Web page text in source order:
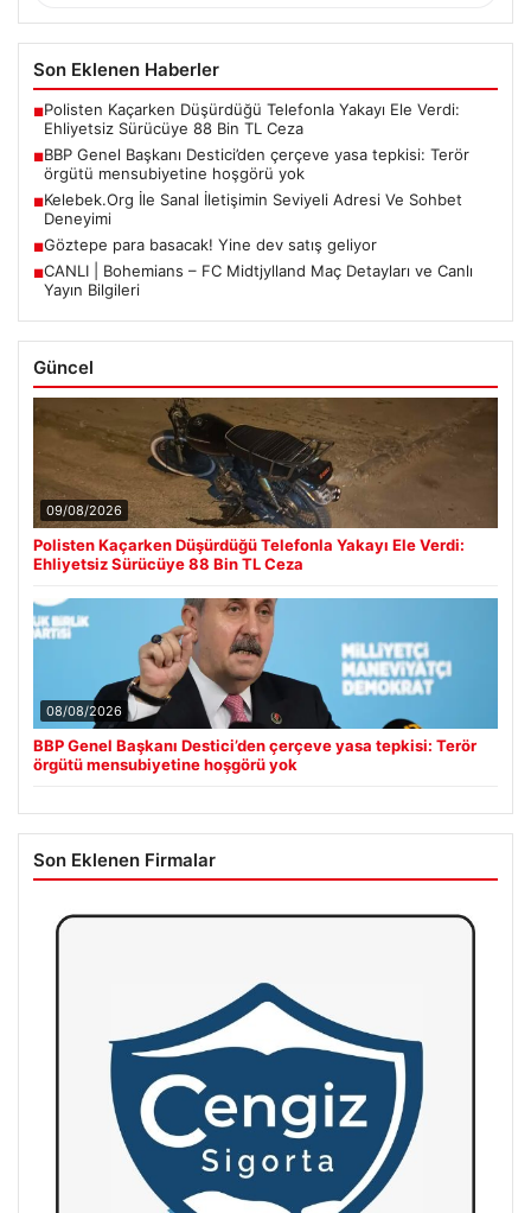
Son Eklenen Haberler
■Polisten Kaçarken Düşürdüğü Telefonla Yakayı Ele Verdi:
Ehliyetsiz Sürücüye 88 Bin TL Ceza
■BBP Genel Başkanı Destici’den çerçeve yasa tepkisi: Terör
örgütü mensubiyetine hoşgörü yok
■Kelebek.Org İle Sanal İletişimin Seviyeli Adresi Ve Sohbet
Deneyimi
■Göztepe para basacak! Yine dev satış geliyor
■CANLI | Bohemians – FC Midtjylland Maç Detayları ve Canlı
Yayın Bilgileri
Güncel
09/08/2026
Polisten Kaçarken Düşürdüğü Telefonla Yakayı Ele Verdi:
Ehliyetsiz Sürücüye 88 Bin TL Ceza
08/08/2026
BBP Genel Başkanı Destici’den çerçeve yasa tepkisi: Terör
örgütü mensubiyetine hoşgörü yok
Son Eklenen Firmalar